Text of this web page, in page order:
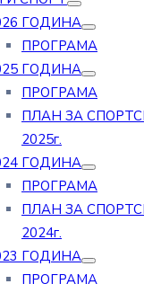
ГОДИНА
ПРОГРАМА
ГОДИНА
ПРОГРАМА
ПЛАН ЗА
2025г.
ГОДИНА
ПРОГРАМА
ПЛАН ЗА
2024г.
ГОДИНА
ПРОГРАМА